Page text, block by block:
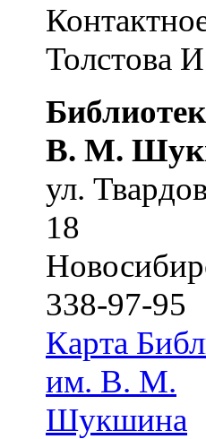
Толстова
В. М.
ул.
18
338-97-95
Карта
им. В. М.
Шукшина